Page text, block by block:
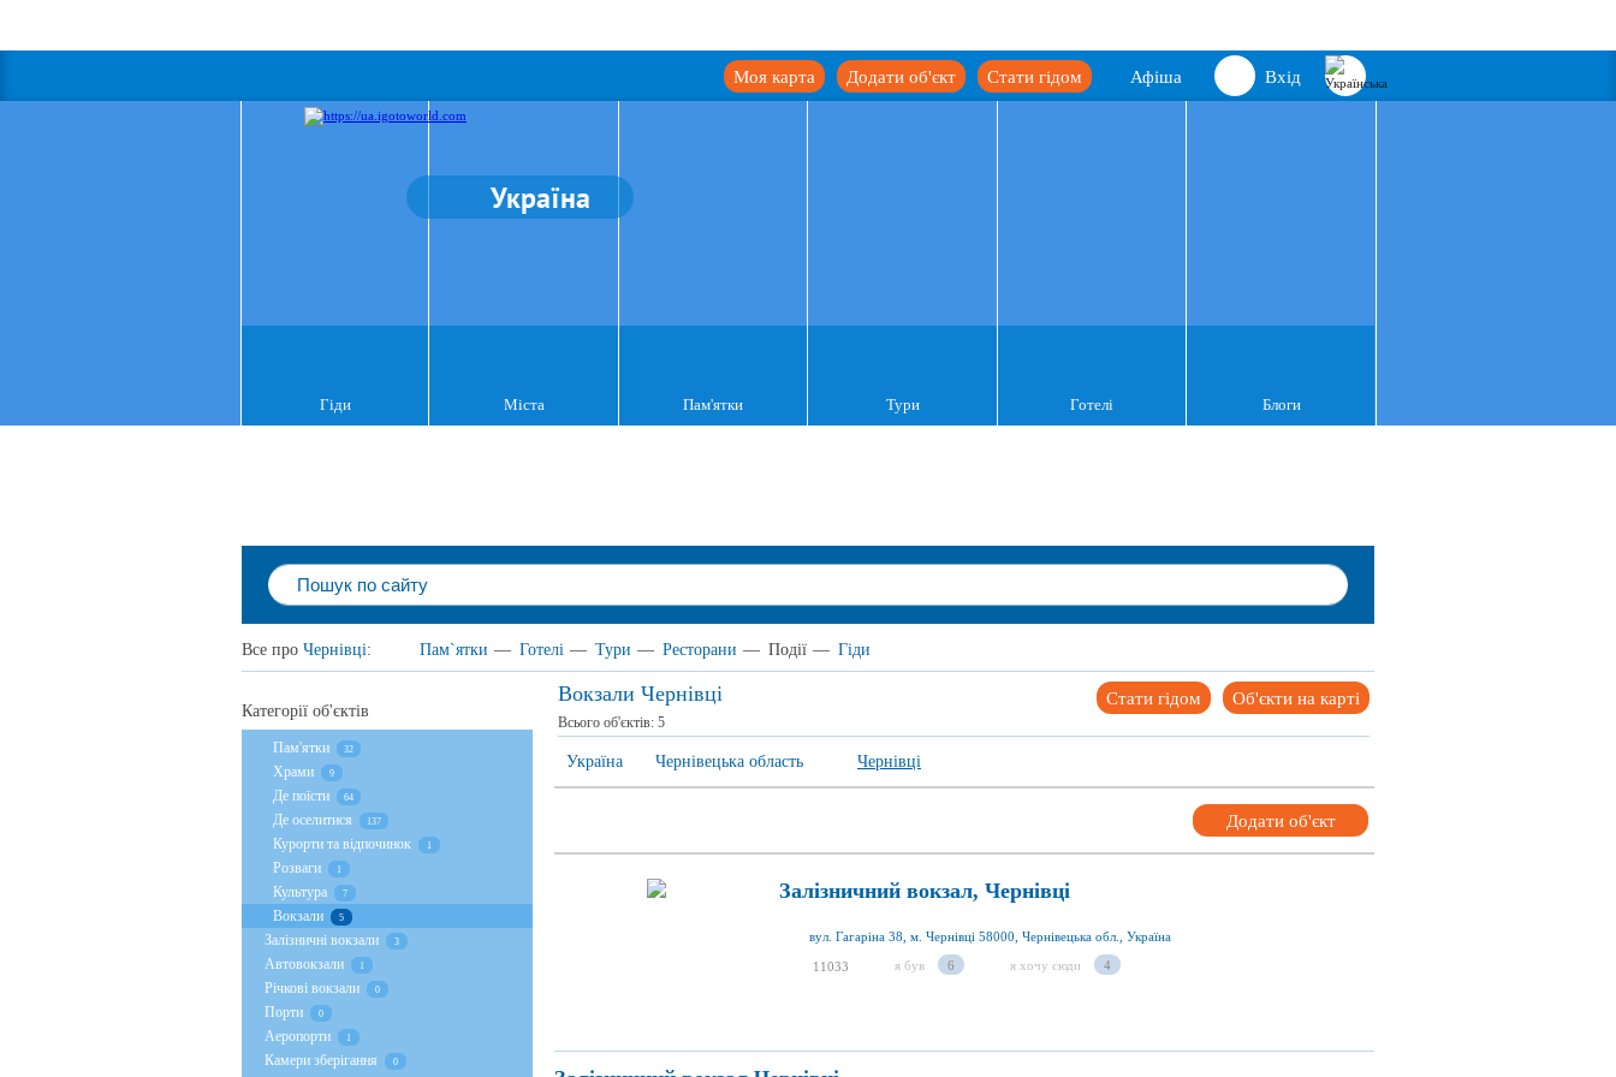
Вхід
Афіша
Стати гідом
Додати об'єкт
Моя карта
Україна
Гіди Міста Пам'ятки Тури Готелі Блоги
Все про Чернівці: Пам`ятки — Готелі — Тури — Ресторани — Події — Гіди
Вокзали Чернівці Об'єкти на карті
Стати гідом
Всього об'єктів: 5
Україна Чернівецька область Чернівці
Додати об'єкт
Залізничний вокзал, Чернівці
вул. Гагаріна 38, м. Чернівці 58000, Чернівецька обл., Україна
11033 я був 6 я хочу сюди 4
Категорії об'єктів
Пам'ятки 32
Храми 9
Де поїсти 64
Де оселитися 137
Курорти та відпочинок 1
Розваги 1
Культура 7
Вокзали 5
Залізничні вокзали 3
Автовокзали 1
Річкові вокзали 0
Порти 0
Аеропорти 1
Камери зберігання 0